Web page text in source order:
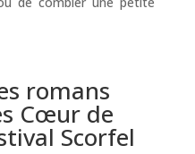
romans
Cœur de
Scorfel